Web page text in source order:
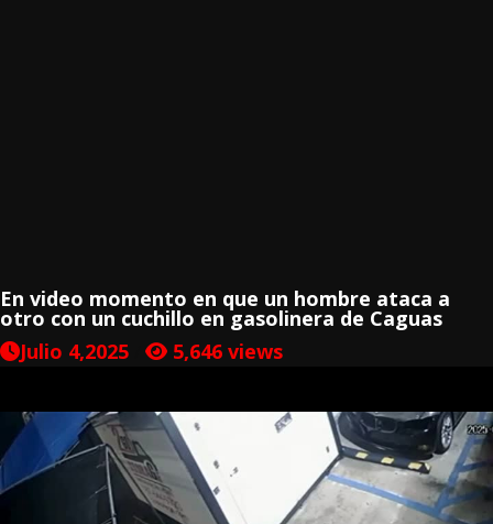
En video momento en que un hombre ataca a
otro con un cuchillo en gasolinera de Caguas
Julio 4,2025
5,646 views